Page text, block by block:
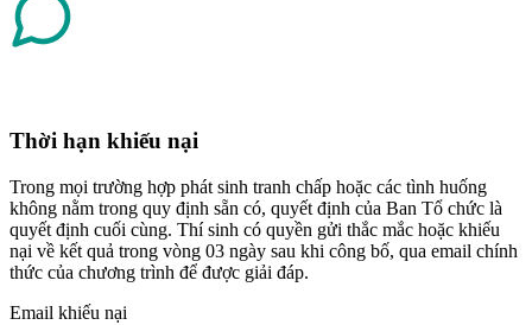
Thời hạn khiếu nại
Trong mọi trường hợp phát sinh tranh chấp hoặc các tình huống
không nằm trong quy định sẵn có, quyết định của Ban Tổ chức là
quyết định cuối cùng. Thí sinh có quyền gửi thắc mắc hoặc khiếu
nại về kết quả trong vòng 03 ngày sau khi công bố, qua email chính
thức của chương trình để được giải đáp.
Email khiếu nại